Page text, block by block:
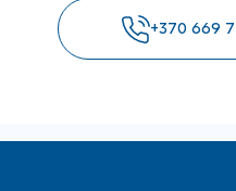
+370 669